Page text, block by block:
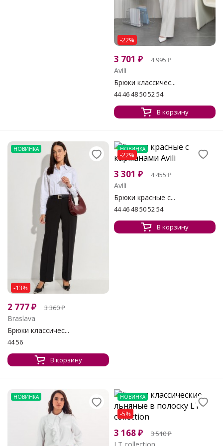
-22%
3 701 ₽ 4 995₽
Avili
Брюки классичес...
44 46 48 50 52 54
В корзину
НОВИНКА
-13%
2 777₽ 3 360₽
Braslava
Брюки классичес...
44 56
В корзину
НОВИНКА
-22%
3 301 ₽ 4 455₽
Avili
Брюки красные с...
44 46 48 50 52 54
В корзину
НОВИНКА НОВИНКА
-5%
3 168₽ 3 510₽